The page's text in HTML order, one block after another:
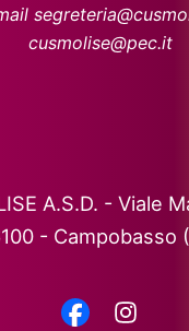
cusmolise@pec.it
A.S.D. - Viale
- Campobasso